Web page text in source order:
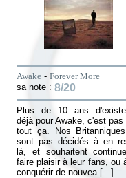
Awake - Forever More
sa note : 8/20
Plus de 10 ans
déjà pour Awake, c'est pas
tout ça. Nos
sont pas décidés à en
là, et souhaitent
faire plaisir à leur fans, ou
conquérir de nouvea [...]